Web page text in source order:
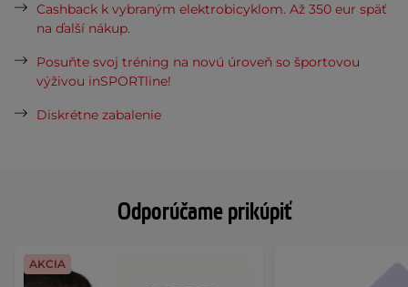
Odporúčame prikúpiť
AKCIA
Cashback k vybraným elektrobicyklom. Až 350 eur späť
na ďalší nákup.
Posuňte svoj tréning na novú úroveň so športovou
výživou inSPORTline!
Diskrétne zabalenie